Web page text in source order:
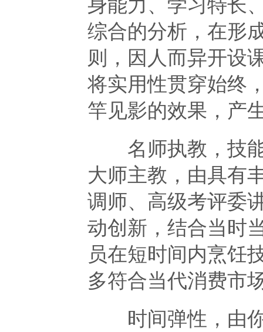
身能力、学习特长
综合的分析，在形
则，因人而异开设
将实用性贯穿始终
竿见影的效果，产
名师执教，技能
大师主教，由具有
调师、高级考评委
动创新，结合当时
员在短时间内烹饪
多符合当代消费市
时间弹性，由你